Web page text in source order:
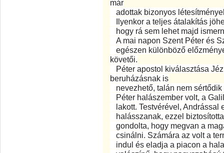
már
adottak bizonyos
Ilyenkor a teljes átalakítás
hogy rá sem lehet majd
A mai napon Szent Péter és
egészen különböző
követői.
Péter apostol kiválasztása
beruházásnak is
nevezhető, talán nem
Péter halászember volt, a
lakott. Testvérével, Andrással
halásszanak, ezzel
gondolta, hogy megvan a
csinálni. Számára az volt a
indul és eladja a piacon a